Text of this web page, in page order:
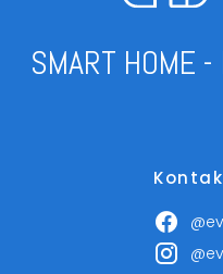
SMART HOME